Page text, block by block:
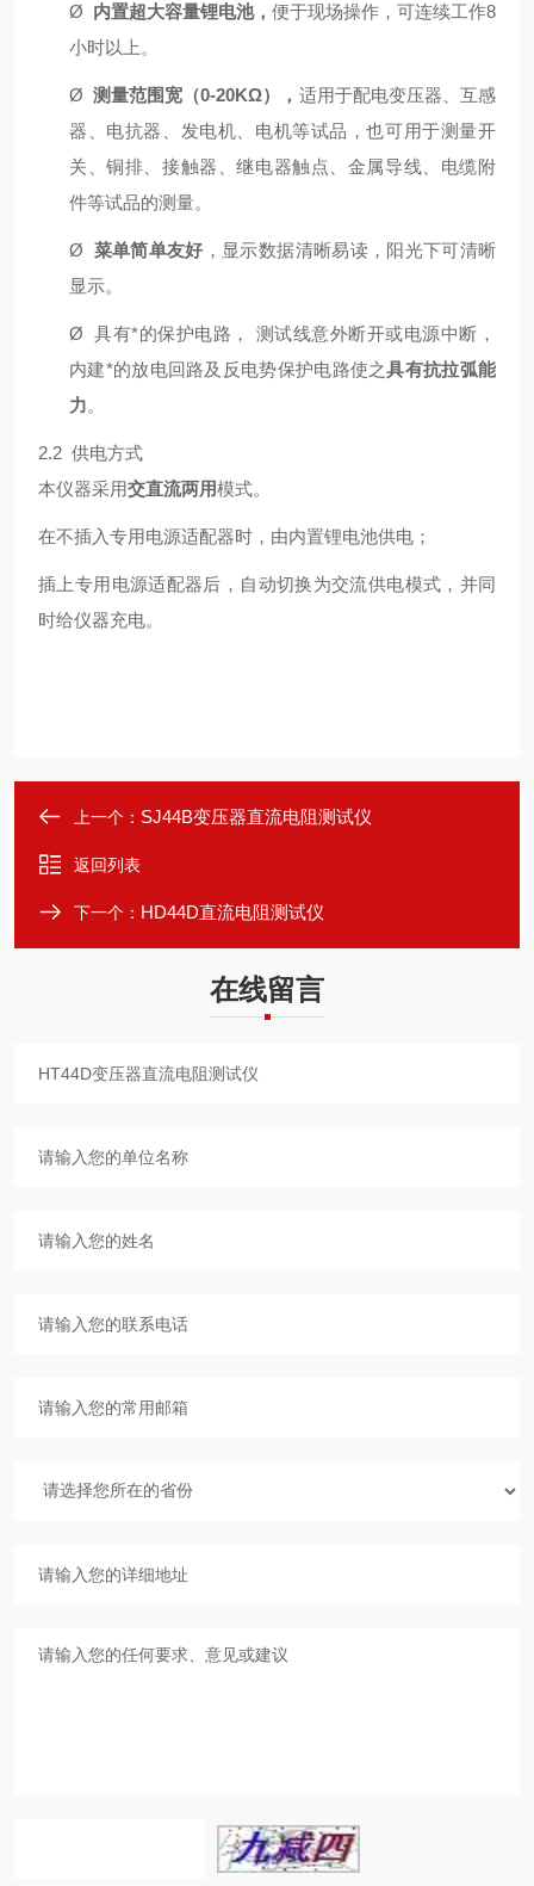
Ø 内置超大容量锂电池， 便于现场操作，可连续工作8
小时以上。
Ø 测量范围宽（0-20KΩ）， 适用于配电变压器、互感
器、电抗器、发电机、电机等试品，也可用于测量开
关、铜排、接触器、继电器触点、金属导线、电缆附
件等试品的测量。
Ø 菜单简单友好 ，显示数据清晰易读，阳光下可清晰
显示。
Ø 具有*的保护电路，
测试线意外断开或电源中断，
内建*的放电回路及反电势保护电路使之具有抗拉弧能
力。
2.2 供电方式
本仪器采用交直流两用模式。
在不插入专用电源适配器时，由内置锂电池供电；
插上专用电源适配器后，自动切换为交流供电模式，并同
时给仪器充电。
上一个： SJ44B变压器直流电阻测试仪
返回列表
下一个： HD44D直流电阻测试仪
在线留言